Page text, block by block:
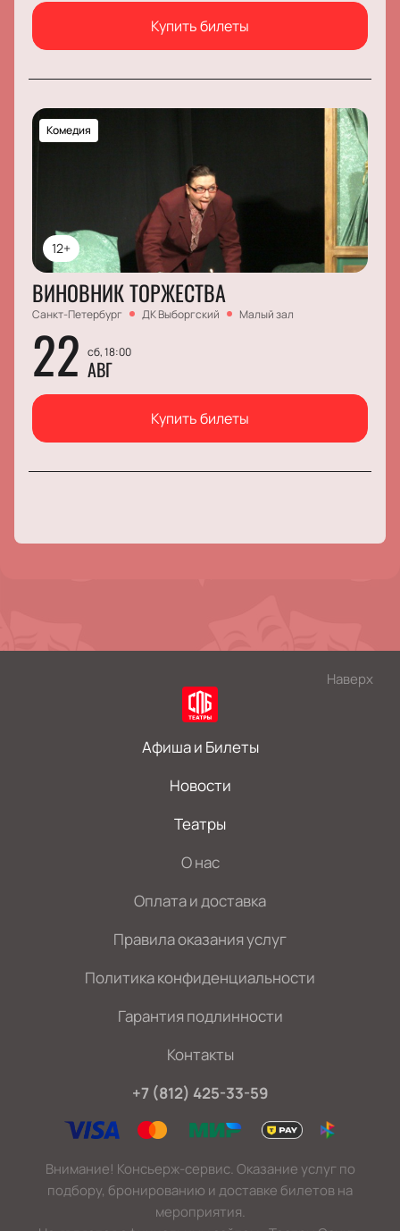
Купить билеты
12+
Комедия
ВИНОВНИК ТОРЖЕСТВА
Санкт-Петербург ДК Выборгский Малый зал
22 сб, 18:00
АВГ
Купить билеты
Наверх
Афиша и Билеты
Новости
Театры
О нас
Оплата и доставка
Правила оказания услуг
Политика конфиденциальности
Гарантия подлинности
Контакты
+7 (812) 425-33-59
Внимание! Консьерж-сервис. Оказание услуг по
подбору, бронированию и доставке билетов на
мероприятия.